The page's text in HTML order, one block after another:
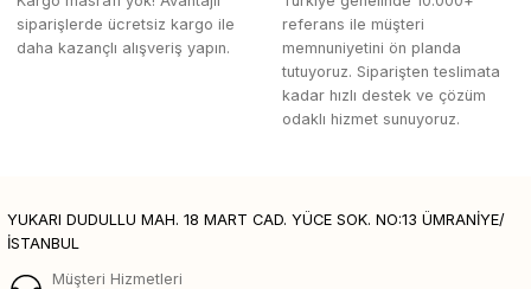
siparişlerde ücretsiz kargo ile
daha kazançlı alışveriş yapın.
referans ile müşteri
memnuniyetini ön planda
tutuyoruz. Siparişten teslimata
kadar hızlı destek ve çözüm
odaklı hizmet sunuyoruz.
YUKARI DUDULLU MAH. 18 MART CAD. YÜCE SOK. NO:13 ÜMRANİYE/
İSTANBUL
Müşteri Hizmetleri